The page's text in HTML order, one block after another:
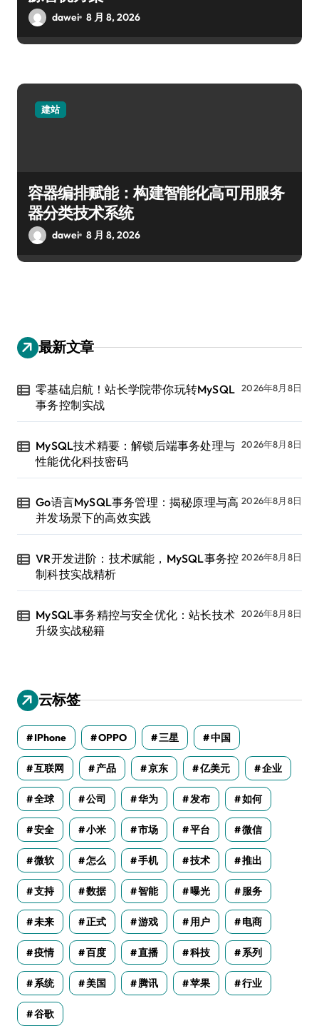
dawei 8 月 8, 2026
建站
容器编排赋能：构建智能化高可用服务
器分类技术系统
dawei 8 月 8, 2026
最新文章
零基础启航！站长学院带你玩转MySQL
事务控制实战
2026年8月8日
MySQL技术精要：解锁后端事务处理与
性能优化科技密码
2026年8月8日
Go语言MySQL事务管理：揭秘原理与高
并发场景下的高效实践
2026年8月8日
VR开发进阶：技术赋能，MySQL事务控
制科技实战精析
2026年8月8日
MySQL事务精控与安全优化：站长技术
升级实战秘籍
2026年8月8日
云标签
IPhone OPPO 三星 中国
互联网 产品 京东 亿美元 企业
全球 公司 华为 发布 如何
安全 小米 市场 平台 微信
微软 怎么 手机 技术 推出
支持 数据 智能 曝光 服务
未来 正式 游戏 用户 电商
疫情 百度 直播 科技 系列
系统 美国 腾讯 苹果 行业
谷歌